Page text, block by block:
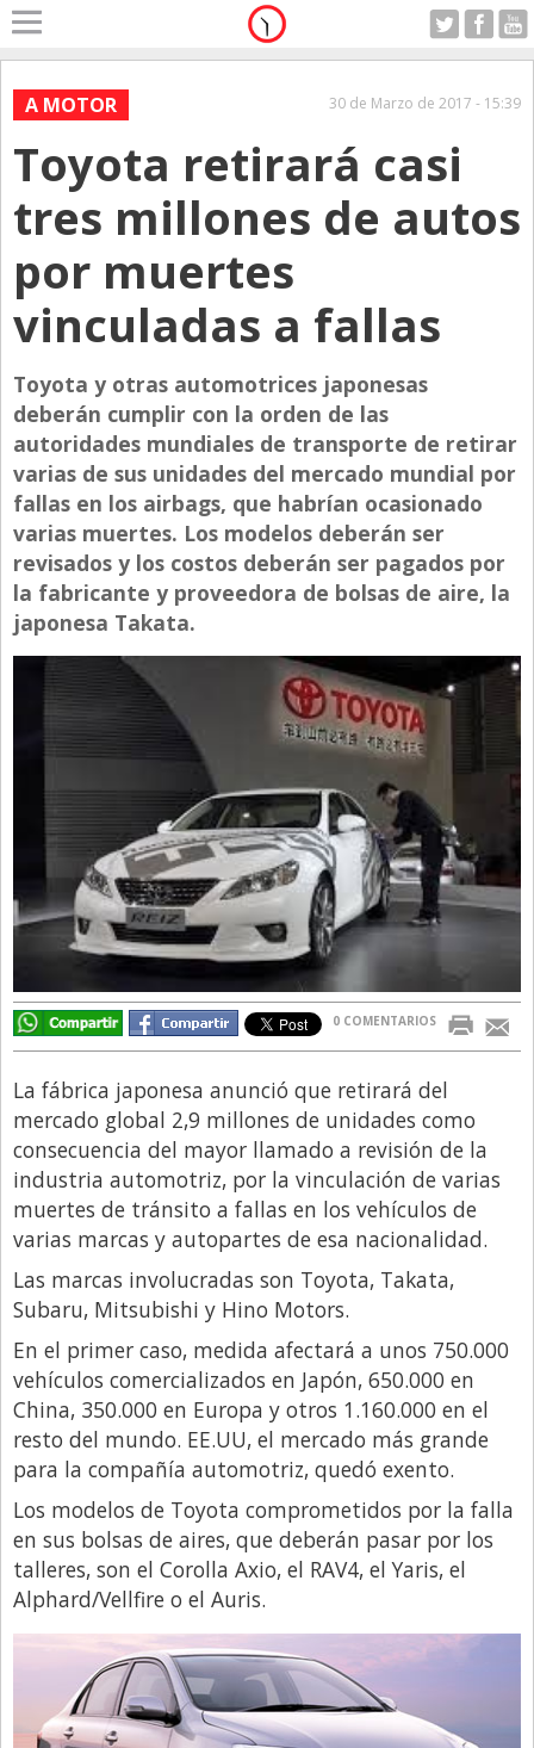
Home
A Motor
Alerta
Anticipo
Campo
Carrera & Emprendedores
Club House
Con Estilo
De Bolsillo
Diarios de Argentina
Diarios del Mundo
Directivos
Ecología y Ambiente
El Experto
El Innovador
Entrevista
Entrevista Exclusiva
Finanzas
Gastronomia
Internacionales
La Opinión del Director
Libro de Quejas
Medios
Millonarios
Minuto Lanzamiento
Negocios
Opinion
País
Política
Publicidad y Marketing
Real Estate y Propiedades
Responsabilidad Social
Salidas
Santa Fe
Show Business
Sociedad
Tecnología
A MOTOR 30 de Marzo de 2017 - 15:39
Toyota retirará casi
tres millones de autos
por muertes
vinculadas a fallas
Toyota y otras automotrices japonesas
deberán cumplir con la orden de las
autoridades mundiales de transporte de retirar
varias de sus unidades del mercado mundial por
fallas en los airbags, que habrían ocasionado
varias muertes. Los modelos deberán ser
revisados y los costos deberán ser pagados por
la fabricante y proveedora de bolsas de aire, la
japonesa Takata.
0 COMENTARIOS
La fábrica japonesa anunció que retirará del
mercado global 2,9 millones de unidades como
consecuencia del mayor llamado a revisión de la
industria automotriz, por la vinculación de varias
muertes de tránsito a fallas en los vehículos de
varias marcas y autopartes de esa nacionalidad.
Las marcas involucradas son Toyota, Takata,
Subaru, Mitsubishi y Hino Motors.
En el primer caso, medida afectará a unos 750.000
vehículos comercializados en Japón, 650.000 en
China, 350.000 en Europa y otros 1.160.000 en el
resto del mundo. EE.UU, el mercado más grande
para la compañía automotriz, quedó exento.
Los modelos de Toyota comprometidos por la falla
en sus bolsas de aires, que deberán pasar por los
talleres, son el Corolla Axio, el RAV4, el Yaris, el
Alphard/Vellfire o el Auris.